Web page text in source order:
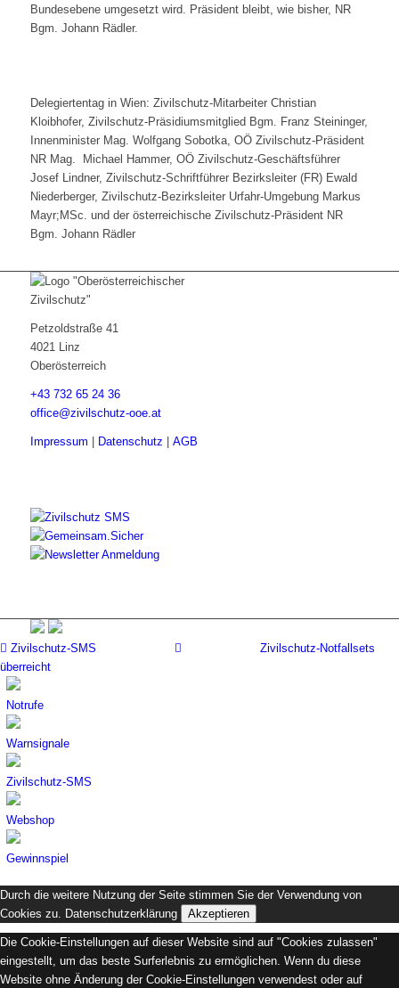
Bundesebene umgesetzt wird. Präsident bleibt, wie bisher, NR
Bgm. Johann Rädler.
Delegiertentag in Wien: Zivilschutz-Mitarbeiter Christian
Kloibhofer, Zivilschutz-Präsidiumsmitglied Bgm. Franz Steininger,
Innenminister Mag. Wolfgang Sobotka, OÖ Zivilschutz-Präsident
NR Mag. Michael Hammer, OÖ Zivilschutz-Geschäftsführer
Josef Lindner, Zivilschutz-Schriftführer Bezirksleiter (FR) Ewald
Niederberger, Zivilschutz-Bezirksleiter Urfahr-Umgebung Markus
Mayr;MSc. und der österreichische Zivilschutz-Präsident NR
Bgm. Johann Rädler
Petzoldstraße 41
4021 Linz
Oberösterreich
+43 732 65 24 36
office@zivilschutz-ooe.at
Impressum Datenschutz AGB
Zivilschutz-SMS
Zivilschutz-Notfallsets
überreicht
Notrufe
Warnsignale
Zivilschutz-SMS
Webshop
Gewinnspiel
Durch die weitere Nutzung der Seite stimmen Sie der Verwendung von
Cookies zu. Datenschutzerklärung Akzeptieren
Die Cookie-Einstellungen auf dieser Website sind auf "Cookies zulassen"
eingestellt, um das beste Surferlebnis zu ermöglichen. Wenn du diese
Website ohne Änderung der Cookie-Einstellungen verwendest oder auf